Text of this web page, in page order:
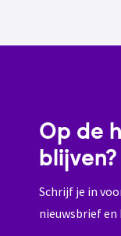
Op de
blijven?
Schrijf je in
nieuwsbrief